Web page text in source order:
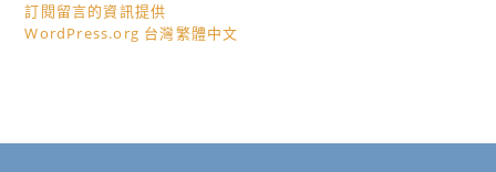
訂閱留言的資訊提供
WordPress.org 台灣繁體中文